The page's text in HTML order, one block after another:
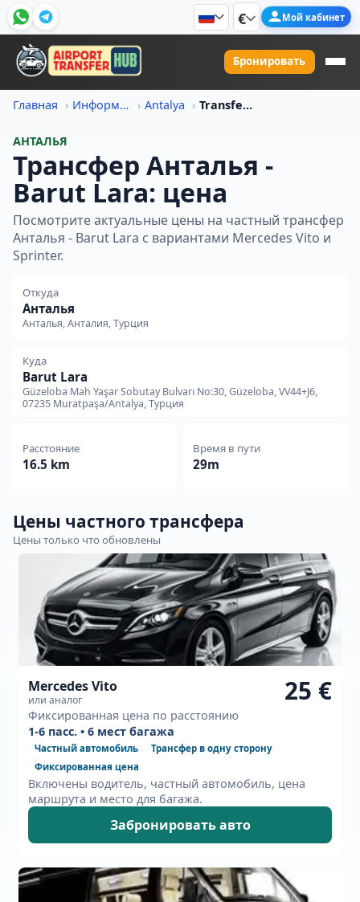
€ Мой кабинет
Бронировать
Главная Информация о ценах на трансфер Antalya Transfer Iz Antalya V Barut Lara Tsena
АНТАЛЬЯ
Трансфер Анталья -
Barut Lara: цена
Посмотрите актуальные цены на частный трансфер
Анталья - Barut Lara с вариантами Mercedes Vito и
Sprinter.
Откуда
Анталья
Анталья, Анталия, Турция
Куда
Barut Lara
Güzeloba Mah Yaşar Sobutay Bulvarı No:30, Güzeloba, VV44+J6,
07235 Muratpaşa/Antalya, Турция
Расстояние
16.5 km
Время в пути
29m
Цены частного трансфера
Цены только что обновлены
Mercedes Vito
или аналог
Фиксированная цена по расстоянию
25 €
1-6 пасс. • 6 мест багажа
Частный автомобиль
Трансфер в одну сторону
Фиксированная цена
Включены водитель, частный автомобиль, цена
маршрута и место для багажа.
Забронировать авто